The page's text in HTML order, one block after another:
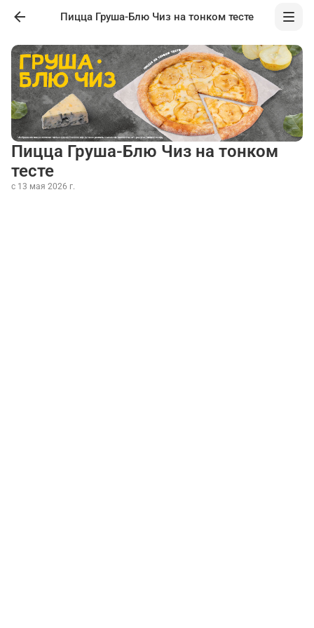
Пицца Груша-Блю Чиз на тонком тесте
Пицца Груша-Блю Чиз на тонком
тесте
с 13 мая 2026 г.